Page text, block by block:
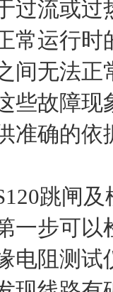
过流或
常运行
间无法
些故障
准确的依
跳闸
一步可
电阻测